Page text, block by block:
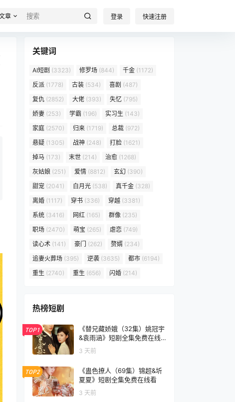
章 登录 快速注册
关键词
AI短剧 (3323) 修罗场 (844) 千金 (1172)
反派 (1778) 古装 (534) 喜剧 (487)
复仇 (2852) 大佬 (393) 失忆 (795)
娇妻 (253) 学霸 (196) 实习生 (143)
家庭 (2570) 归来 (1719) 总裁 (972)
悬疑 (1305) 战神 (248) 打脸 (1621)
掉马 (173) 末世 (214) 治愈 (1268)
灰姑娘 (251) 爱情 (8812) 玄幻 (390)
甜宠 (2041) 白月光 (538) 真千金 (328)
离婚 (1117) 穿书 (336) 穿越 (3381)
系统 (3416) 网红 (165) 群像 (235)
职场 (2470) 萌宝 (265) 虐恋 (749)
读心术 (141) 豪门 (262) 赘婿 (234)
追妻火葬场 (395) 逆袭 (3635) 都市 (6194)
重生 (2740) 重生 (656) 闪婚 (214)
热榜短剧
TOP1
《替兄藏娇娥（32集）姚冠宇
&袁雨涵》短剧全集免费在线
看
3 天前
TOP2
《蛊色撩人（69集）锦超&圻
夏夏》短剧全集免费在线看
3 天前